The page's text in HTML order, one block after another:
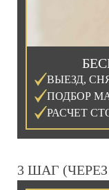
ВЫЕЗД,
ПОДБОР
РАСЧЕТ
3 ШАГ